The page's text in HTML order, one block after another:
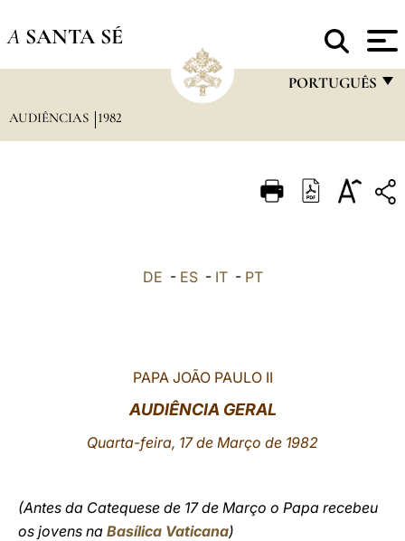
A SANTA SÉ
PORTUGUÊS
ITALIANO
LATINE
AUDIÊNCIAS 1982
DE - ES- IT- PT
PAPA JOÃO PAULO II
AUDIÊNCIA GERAL
Quarta-feira, 17 de Março de 1982
(Antes da Catequese de 17 de Março o Papa recebeu
os jovens na Basílica Vaticana)